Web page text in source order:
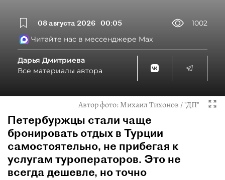
08 августа 2026 00:05
1002
Читайте нас в мессенджере Max
Дарья Дмитриева
Все материалы автора
Автор фото:Михаил Тихонов / "ДП"
Петербуржцы стали чаще
бронировать отдых в Турции
самостоятельно, не прибегая к
услугам туроператоров. Это не
всегда дешевле, но точно